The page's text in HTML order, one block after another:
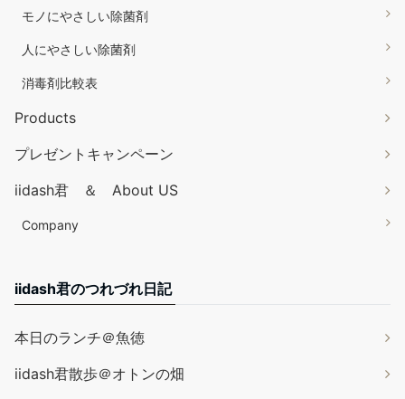
モノにやさしい除菌剤
人にやさしい除菌剤
消毒剤比較表
Products
プレゼントキャンペーン
iidash君 ＆ About US
Company
iidash君のつれづれ日記
本日のランチ＠魚徳
iidash君散歩＠オトンの畑